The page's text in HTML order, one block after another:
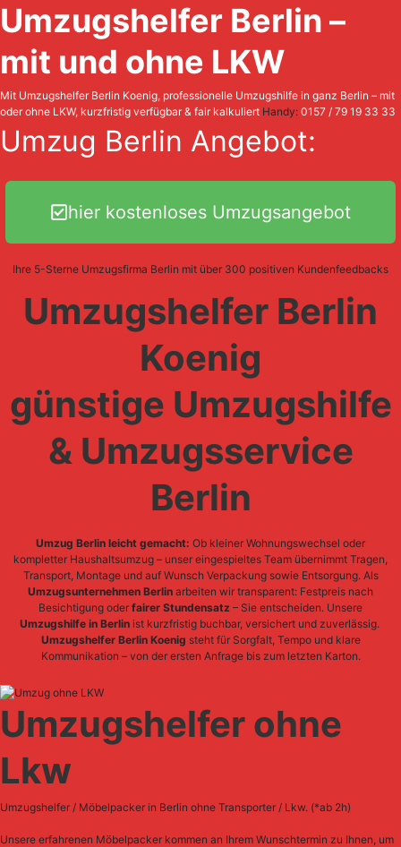
Umzugshelfer Berlin –
mit und ohne LKW
Mit Umzugshelfer Berlin Koenig, professionelle Umzugshilfe in ganz Berlin – mit
oder ohne LKW, kurzfristig verfügbar & fair kalkuliert Handy: 0157 / 79 19 33 33
Umzug Berlin Angebot:
hier kostenloses Umzugsangebot
Ihre 5-Sterne Umzugsfirma Berlin mit über 300 positiven Kundenfeedbacks
Umzugshelfer Berlin
Koenig
günstige Umzugshilfe
& Umzugsservice
Berlin
Umzug Berlin leicht gemacht: Ob kleiner Wohnungswechsel oder
kompletter Haushaltsumzug – unser eingespieltes Team übernimmt Tragen,
Transport, Montage und auf Wunsch Verpackung sowie Entsorgung. Als
Umzugsunternehmen Berlin arbeiten wir transparent: Festpreis nach
Besichtigung oder fairer Stundensatz – Sie entscheiden. Unsere
Umzugshilfe in Berlinist kurzfristig buchbar, versichert und zuverlässig.
Umzugshelfer Berlin Koenig steht für Sorgfalt, Tempo und klare
Kommunikation – von der ersten Anfrage bis zum letzten Karton.
Umzugshelfer ohne
Lkw
Umzugshelfer / Möbelpacker in Berlin ohne Transporter / Lkw. (*ab 2h)
Unsere erfahrenen Möbelpacker kommen an Ihrem Wunschtermin zu Ihnen, um